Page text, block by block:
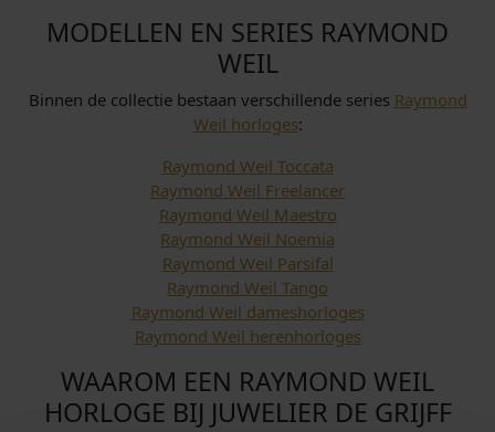
MODELLEN EN SERIES RAYMOND
WEIL
Binnen de collectie bestaan verschillende series Raymond
Weil horloges:
Raymond Weil Toccata
Raymond Weil Freelancer
Raymond Weil Maestro
Raymond Weil Noemia
Raymond Weil Parsifal
Raymond Weil Tango
Raymond Weil dameshorloges
Raymond Weil herenhorloges
WAAROM EEN RAYMOND WEIL
HORLOGE BIJ JUWELIER DE GRIJFF